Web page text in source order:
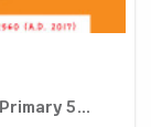
5...